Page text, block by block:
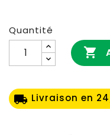
Quantité

local_shipping Livraison en